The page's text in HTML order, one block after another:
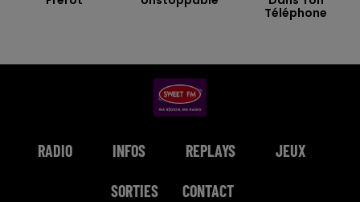
Téléphone
RADIO INFOS REPLAYS JEUX
SORTIES CONTACT